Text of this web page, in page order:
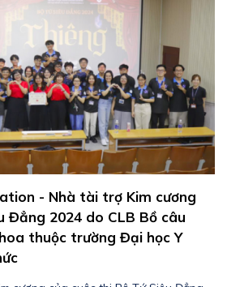
- Nhà tài trợ Kim cương
Đẳng 2024 do CLB Bồ câu
thuộc trường Đại học Y